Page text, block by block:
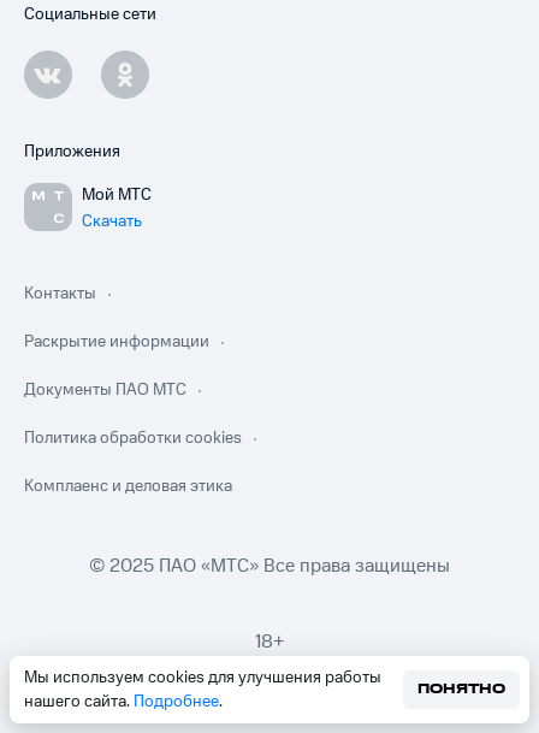
Мы используем cookies для улучшения работы
нашего сайта. Подробнее.
ПОНЯТНО
Социальные сети
Приложения
Мой МТС
Скачать
Контакты
Раскрытие информации
Документы ПАО МТС
Политика обработки cookies
Комплаенс и деловая этика
© 2025 ПАО «МТС» Все права защищены
18+